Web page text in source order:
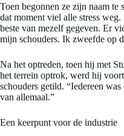
Toen begonnen ze zijn naam
dat moment viel alle stress
beste van mezelf gegeven. Er
mijn schouders. Ik zweefde op
Na het optreden, toen hij met
het terrein optrok, werd hij
schouders getild. “Iedereen
van allemaal.”
Een keerpunt voor de industrie